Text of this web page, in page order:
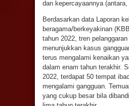
dan kepercayaannya (antara,
Berdasarkan data Laporan
beragama/berkeyakinan
tahun 2022, tren
menunjukkan kasus
terus mengalami kenaikan
dalam enam tahun terakhir.
2022, terdapat 50 tempat
mengalami gangguan.
yang cukup besar bila